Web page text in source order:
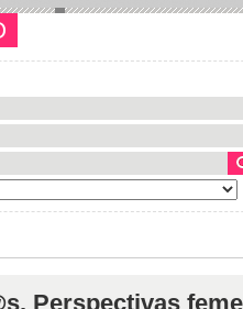
Perspectivas